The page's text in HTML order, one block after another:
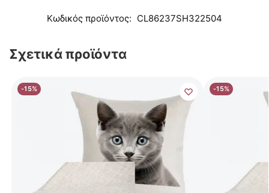
Κωδικός προϊόντος: CL86237SH322504
Σχετικά προϊόντα
-15% -15%